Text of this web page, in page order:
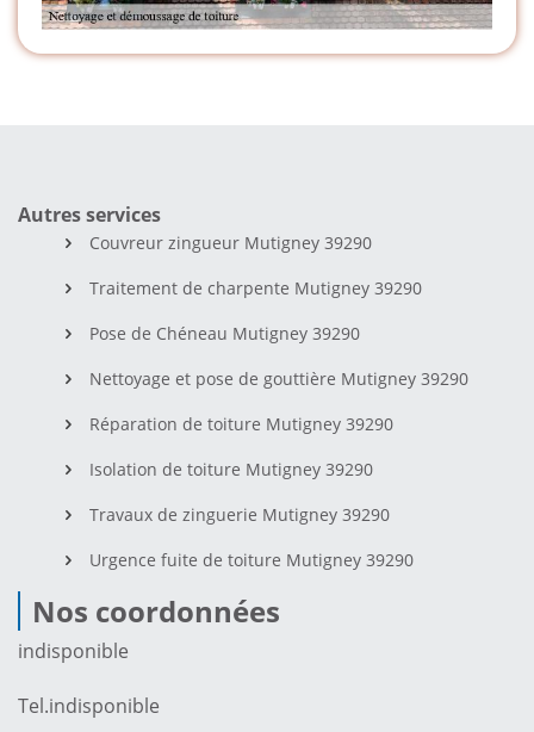
Autres services
Couvreur zingueur Mutigney 39290
Traitement de charpente Mutigney 39290
Pose de Chéneau Mutigney 39290
Nettoyage et pose de gouttière Mutigney 39290
Réparation de toiture Mutigney 39290
Isolation de toiture Mutigney 39290
Travaux de zinguerie Mutigney 39290
Urgence fuite de toiture Mutigney 39290
Nos coordonnées
indisponible
Tel.indisponible